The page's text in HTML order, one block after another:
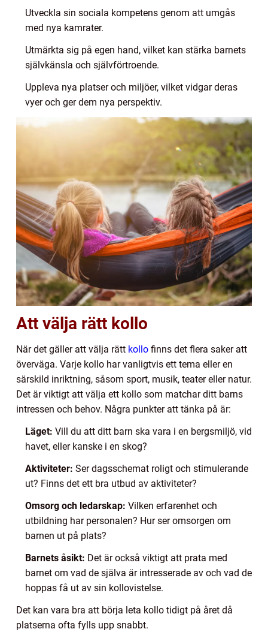
Utveckla sin sociala kompetens genom att umgås
med nya kamrater.
Utmärkta sig på egen hand, vilket kan stärka barnets
självkänsla och självförtroende.
Uppleva nya platser och miljöer, vilket vidgar deras
vyer och ger dem nya perspektiv.
Att välja rätt kollo
När det gäller att välja rätt kollo finns det flera saker att
överväga. Varje kollo har vanligtvis ett tema eller en
särskild inriktning, såsom sport, musik, teater eller natur.
Det är viktigt att välja ett kollo som matchar ditt barns
intressen och behov. Några punkter att tänka på är:
Läget: Vill du att ditt barn ska vara i en bergsmiljö, vid
havet, eller kanske i en skog?
Aktiviteter: Ser dagsschemat roligt och stimulerande
ut? Finns det ett bra utbud av aktiviteter?
Omsorg och ledarskap: Vilken erfarenhet och
utbildning har personalen? Hur ser omsorgen om
barnen ut på plats?
Barnets åsikt: Det är också viktigt att prata med
barnet om vad de själva är intresserade av och vad de
hoppas få ut av sin kollovistelse.
Det kan vara bra att börja leta kollo tidigt på året då
platserna ofta fylls upp snabbt.